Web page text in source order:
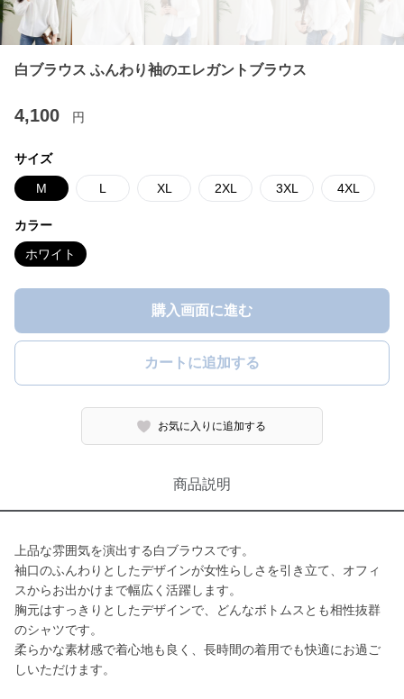
白ブラウス ふんわり袖のエレガントブラウス
4,100 円
サイズ
M L XL 2XL 3XL 4XL
カラー
ホワイト
購入画面に進む
カートに追加する
お気に入りに追加する
商品説明
上品な雰囲気を演出する白ブラウスです。
袖口のふんわりとしたデザインが女性らしさを引き立て、オフィ
スからお出かけまで幅広く活躍します。
胸元はすっきりとしたデザインで、どんなボトムスとも相性抜群
のシャツです。
柔らかな素材感で着心地も良く、長時間の着用でも快適にお過ご
しいただけます。